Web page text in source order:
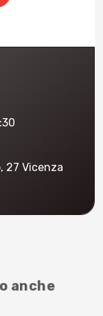
27 Vicenza
anche